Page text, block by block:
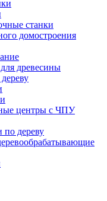
станки
домостроения
древесины
центры с ЧПУ
по дереву